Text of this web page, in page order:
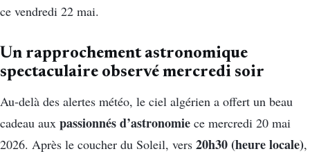
ce vendredi 22 mai.
Un rapprochement astronomique
spectaculaire observé mercredi soir
Au-delà des alertes météo, le ciel algérien a offert un beau
cadeau aux passionnés d’astronomie ce mercredi 20 mai
2026. Après le coucher du Soleil, vers 20h30 (heure locale),